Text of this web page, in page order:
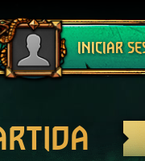
INICIAR
Cerrar sesión